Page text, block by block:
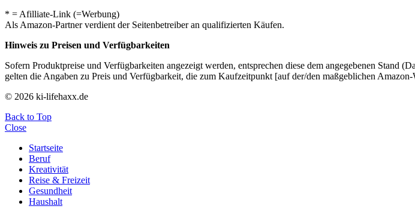
* = Afilliate-Link (=Werbung)
Als Amazon-Partner verdient der Seitenbetreiber an qualifizierten Käufen.
Hinweis zu Preisen und Verfügbarkeiten
Sofern Produktpreise und Verfügbarkeiten angezeigt werden, entsprechen diese dem angegebenen
gelten die Angaben zu Preis und Verfügbarkeit, die zum Kaufzeitpunkt [auf der/den maßgeblichen Amazon-
© 2026 ki-lifehaxx.de
Back to Top
Close
Startseite
Beruf
Kreativität
Reise & Freizeit
Gesundheit
Haushalt